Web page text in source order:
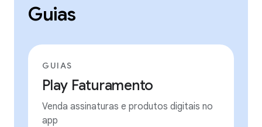
Guias
GUIAS
Play Faturamento
Venda assinaturas e produtos digitais no
app